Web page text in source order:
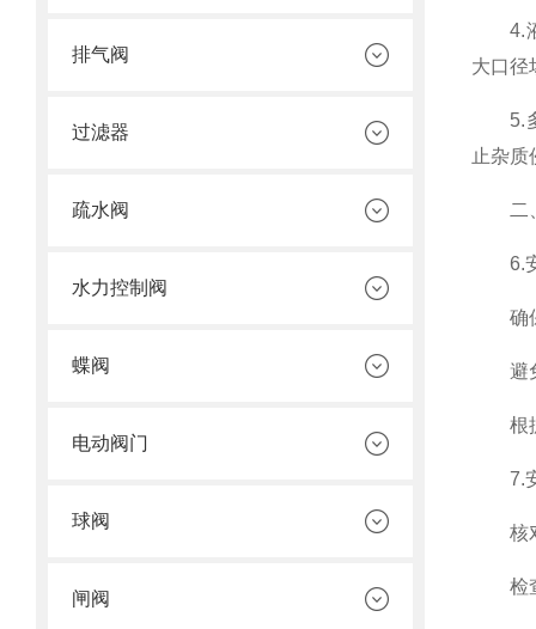
排气阀
过滤器
疏水阀
水力控制阀
蝶阀
电动阀门
球阀
闸阀
4.液
大口径
5.多
止杂
二、
6.安
确保
避免
根据
7.安
核对
检查